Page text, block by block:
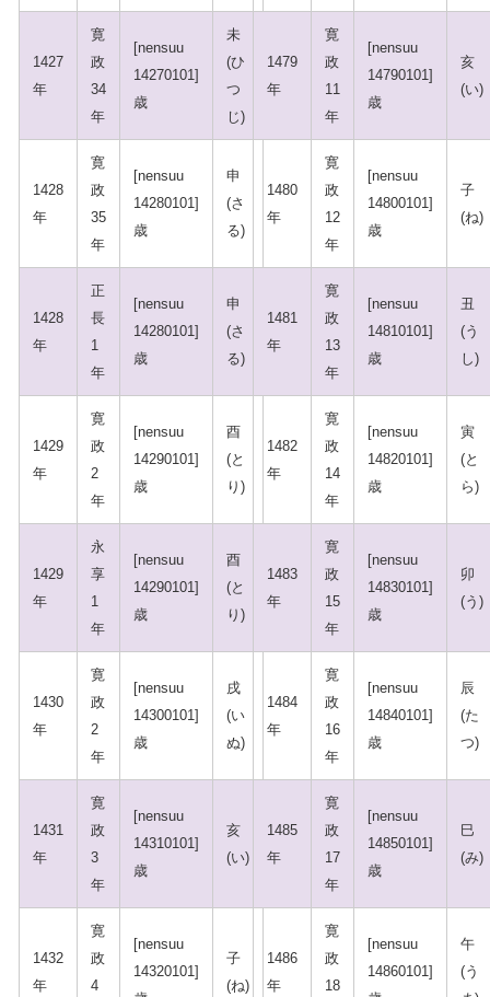
1427
年
寛
政
34
年
[nensuu
14270101]
歳
未
(ひ
つ
じ)
1428
年
寛
政
35
年
[nensuu
14280101]
歳
申
(さ
る)
1428
年
正
長
1
年
[nensuu
14280101]
歳
申
(さ
る)
1429
年
寛
政
2
年
[nensuu
14290101]
歳
酉
(と
り)
1429
年
永
享
1
年
[nensuu
14290101]
歳
酉
(と
り)
1430
年
寛
政
2
年
[nensuu
14300101]
歳
戌
(い
ぬ)
1431
年
寛
政
3
年
[nensuu
14310101]
歳
亥
(い)
1432
年
寛
政
4
[nensuu
14320101]
子
(ね)
1479
年
寛
政
11
年
[nensuu
14790101]
歳
亥
(い)
1480
年
寛
政
12
年
[nensuu
14800101]
歳
子
(ね)
1481
年
寛
政
13
年
[nensuu
14810101]
歳
丑
(う
し)
1482
年
寛
政
14
年
[nensuu
14820101]
歳
寅
(と
ら)
1483
年
寛
政
15
年
[nensuu
14830101]
歳
卯
(う)
1484
年
寛
政
16
年
[nensuu
14840101]
歳
辰
(た
つ)
1485
年
寛
政
17
年
[nensuu
14850101]
歳
巳
(み)
1486
年
寛
政
18
[nensuu
14860101]
午
(う